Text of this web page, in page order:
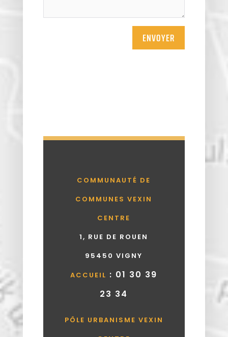
ENVOYER
COMMUNAUTÉ DE
COMMUNES VEXIN
CENTRE
1, RUE DE ROUEN
95450 VIGNY
ACCUEIL : 01 30 39
23 34
PÔLE URBANISME VEXIN